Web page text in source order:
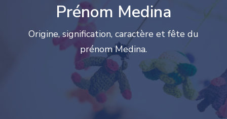
Prénom Medina
Origine, signification, caractère et fête du
prénom Medina.